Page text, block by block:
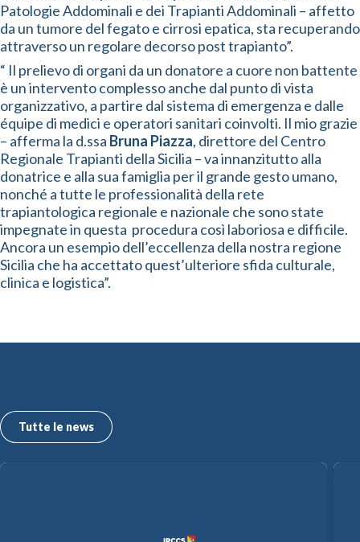
Patologie Addominali e dei Trapianti Addominali – affetto
da un tumore del fegato e cirrosi epatica, sta recuperando
attraverso un regolare decorso post trapianto”.
“ Il prelievo di organi da un donatore a cuore non battente
è un intervento complesso anche dal punto di vista
organizzativo, a partire dal sistema di emergenza e dalle
équipe di medici e operatori sanitari coinvolti. Il mio grazie
– afferma la d.ssa Bruna Piazza, direttore del Centro
Regionale Trapianti della Sicilia – va innanzitutto alla
donatrice e alla sua famiglia per il grande gesto umano,
nonché a tutte le professionalità della rete
trapiantologica regionale e nazionale che sono state
impegnate in questa procedura così laboriosa e difficile.
Ancora un esempio dell’eccellenza della nostra regione
Sicilia che ha accettato quest’ulteriore sfida culturale,
clinica e logistica”.
Tutte le news